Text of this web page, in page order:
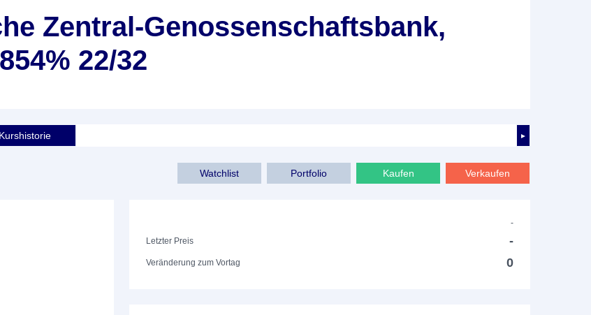
Zentral-Genossenschaftsbank,
22/32
►
Kurshistorie
Verkaufen
Kaufen
Portfolio
Watchlist
-
Letzter Preis
-
Veränderung zum Vortag 0